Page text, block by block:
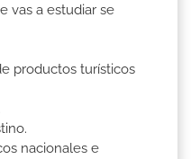
vas a estudiar se
productos turísticos
nacionales e